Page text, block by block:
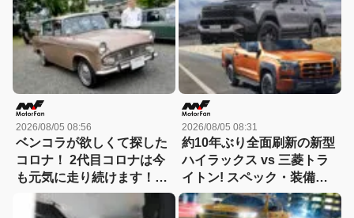
車中泊もできる【Hondaキ
ャンプ】
底比較して分かった決定的
な違い 【新型ハイラックス
徹底比較】
2026/08/05 08:56
ベンコラが欲しくて探した
コロナ！ 2代目コロナは今
も元気に走り続けます！
【花見の里で感謝の集いや
ります！】
2026/08/05 08:31
約10年ぶり全面刷新の新型
ハイラックス vs 三菱トラ
イトン! スペック・装備・
価格を比較、勝った点/惜し
い点を徹底検証! 【新型ハ